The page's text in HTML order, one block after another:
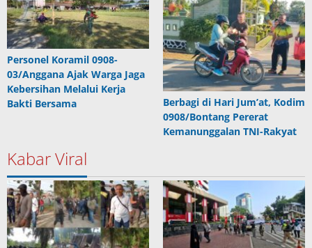
Personel Koramil 0908-
03/Anggana Ajak Warga Jaga
Kebersihan Melalui Kerja
Bakti Bersama
Berbagi di Hari Jum’at, Kodim
0908/Bontang Pererat
Kemanunggalan TNI-Rakyat
Kabar Viral